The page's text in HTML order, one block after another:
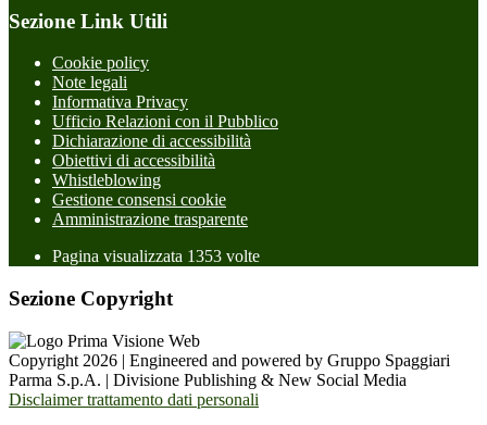
Sezione Link Utili
Cookie policy
Note legali
Informativa Privacy
Ufficio Relazioni con il Pubblico
Dichiarazione di accessibilità
Obiettivi di accessibilità
Whistleblowing
Gestione consensi cookie
Amministrazione trasparente
Pagina visualizzata 1353 volte
Sezione Copyright
Copyright 2026 | Engineered and powered by Gruppo Spaggiari
Parma S.p.A. | Divisione Publishing & New Social Media
Disclaimer trattamento dati personali